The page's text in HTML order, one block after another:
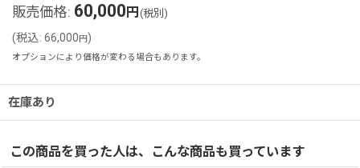
販売価格: 60,000 円 (税別)
(税込: 66,000 円 )
オプションにより価格が変わる場合もあります。
在庫あり
この商品を買った人は、こんな商品も買っています